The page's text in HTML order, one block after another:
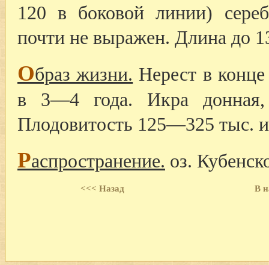
120 в боковой линии)
почти не выражен. Длина до
Образ жизни. Нерест в
в 3—4 года. Икра донная,
Плодовитость 125—325 тыс.
Распространение. оз.
<<< Назад В